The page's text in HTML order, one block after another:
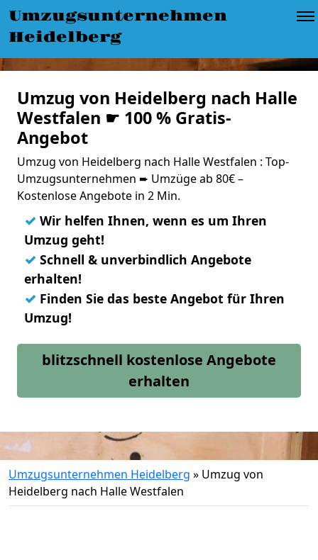
Umzugsunternehmen
Heidelberg
Umzug von Heidelberg nach Halle
Westfalen ☛ 100 % Gratis-
Angebot
Umzug von Heidelberg nach Halle Westfalen : Top-
Umzugsunternehmen ➨ Umzüge ab 80€ –
Kostenlose Angebote in 2 Min.
✓ Wir helfen Ihnen, wenn es um Ihren
Umzug geht!
✓ Schnell & unverbindlich Angebote
erhalten!
✓ Finden Sie das beste Angebot für Ihren
Umzug!
blitzschnell kostenlose Angebote
erhalten
Umzugsunternehmen Heidelberg » Umzug von
Heidelberg nach Halle Westfalen